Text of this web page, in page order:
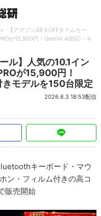
>
【アマゾン38％OFFタイムセー
が15,900円！Gemini AI対応・キ
ル】人気の10.1イン
が15,900円！
モデルを150台限定
2026.6.3 18:53配信
キーボード・マウ
ン・フィルム付きの高コ
販売開始